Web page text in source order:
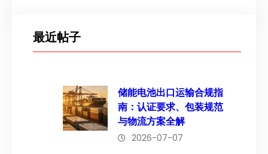
最近帖子
储能电池出口运输合规指
南：认证要求、包装规范
与物流方案全解
2026-07-07